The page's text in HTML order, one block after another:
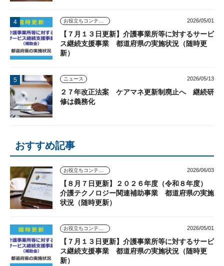
お役立ちコンテンツ 2026/05/01
【７月１３日更新】介護事業所等に対するサービ
ス継続支援事業 都道府県の実施状況（随時更
新）
ニュース 2026/05/13
２７年改正法案 ケアマネ更新制廃止へ 継続研
修は義務化
おすすめ記事
お役立ちコンテンツ 2026/06/03
【８月７日更新】２０２６年度（令和８年度）
介護テクノロジー関連補助事業 都道府県の実施
状況（随時更新）
お役立ちコンテンツ 2026/05/01
【７月１３日更新】介護事業所等に対するサービ
ス継続支援事業 都道府県の実施状況（随時更
新）